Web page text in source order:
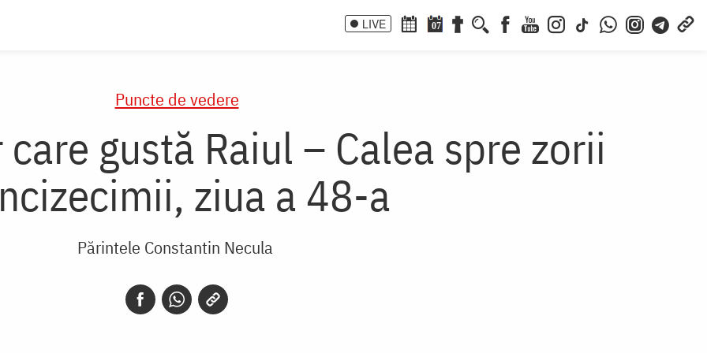
LIVE 07
Puncte de vedere
gustă Raiul – Calea spre zorii
ziua a 48-a
Părintele Constantin Necula